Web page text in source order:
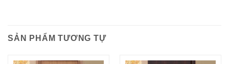
SẢN PHẨM TƯƠNG TỰ